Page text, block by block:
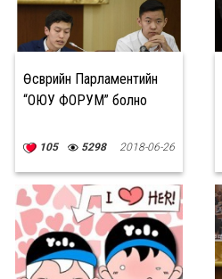
Өсвөрийн Парламентийн
“ОЮУ ФОРУМ” болно
105 5298 2018-06-26